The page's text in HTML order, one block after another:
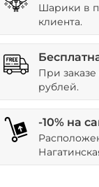
Шарики в
клиента.
При заказе
рублей.
-10% на